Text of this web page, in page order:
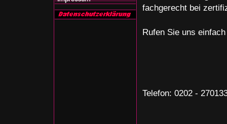
fachgerecht bei
Rufen Sie uns
Telefon: 0202 -